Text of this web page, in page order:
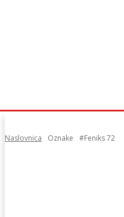
Naslovnica Oznake #Feniks 72